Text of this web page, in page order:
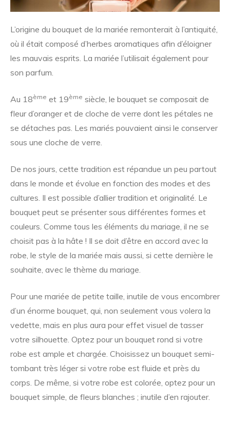
L’origine du bouquet de la mariée remonterait à l’antiquité,
où il était composé d’herbes aromatiques afin d’éloigner
les mauvais esprits. La mariée l’utilisait également pour
son parfum.
Au 18ème et 19ème siècle, le bouquet se composait de
fleur d’oranger et de cloche de verre dont les pétales ne
se détaches pas. Les mariés pouvaient ainsi le conserver
sous une cloche de verre.
De nos jours, cette tradition est répandue un peu partout
dans le monde et évolue en fonction des modes et des
cultures. Il est possible d’allier tradition et originalité. Le
bouquet peut se présenter sous différentes formes et
couleurs. Comme tous les éléments du mariage, il ne se
choisit pas à la hâte ! Il se doit d’être en accord avec la
robe, le style de la mariée mais aussi, si cette dernière le
souhaite, avec le thème du mariage.
Pour une mariée de petite taille, inutile de vous encombrer
d’un énorme bouquet, qui, non seulement vous volera la
vedette, mais en plus aura pour effet visuel de tasser
votre silhouette. Optez pour un bouquet rond si votre
robe est ample et chargée. Choisissez un bouquet semi-
tombant très léger si votre robe est fluide et près du
corps. De même, si votre robe est colorée, optez pour un
bouquet simple, de fleurs blanches ; inutile d’en rajouter.